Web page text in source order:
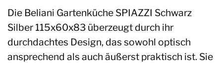
Die Beliani Gartenküche SPIAZZI Schwarz
Silber 115x60x83 überzeugt durch ihr
durchdachtes Design, das sowohl optisch
ansprechend als auch äußerst praktisch ist. Sie